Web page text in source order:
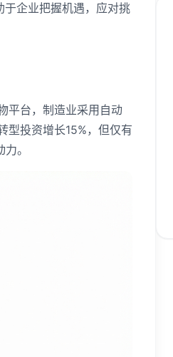
企业把握机遇，应对挑
平台，制造业采用自动
型投资增长15%，但仅有
。